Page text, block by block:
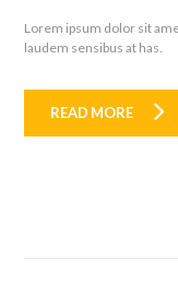
Lorem ipsum dolor sit
laudem sensibus at has.
READ MORE